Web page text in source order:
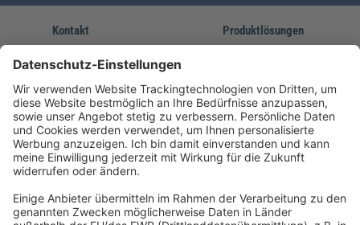
Kontakt
service@forum-verlag.com
Mo-Do 07:30 - 17:00 Uhr
Fr 07:30 - 15:00 Uhr
Produktlösungen
Unsere Marken
Folgen Sie uns